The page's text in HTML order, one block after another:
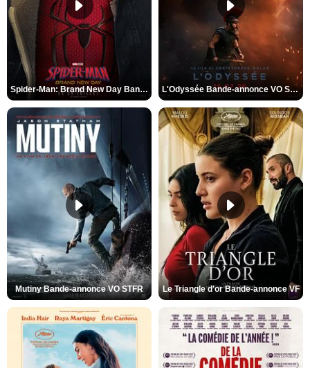
Spider-Man: Brand New Day Bande-annonce VO STFR L'Odyssée Bande-annonce VO STFR
Mutiny Bande-annonce VO STFR Le Triangle d'or Bande-annonce VF